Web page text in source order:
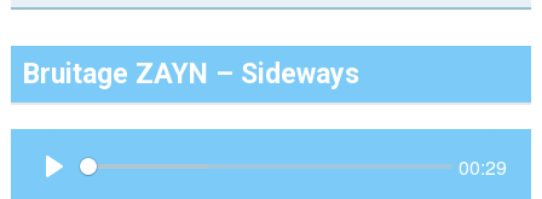
Bruitage ZAYN – Sideways
00:29